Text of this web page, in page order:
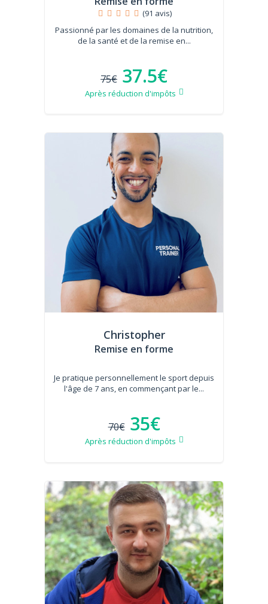
(91 avis)
Passionné par les domaines de la nutrition,
de la santé et de la remise en...
75€ 37.5€
Après réduction d'impôts
Christopher
Remise en forme
Je pratique personnellement le sport depuis
l'âge de 7 ans, en commençant par le...
70€ 35€
Après réduction d'impôts